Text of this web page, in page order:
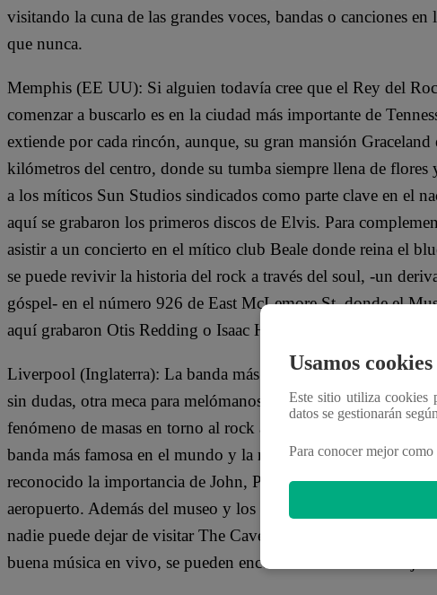
visitando la cuna de las grandes voces, bandas o canciones
que nunca.
Memphis (EE UU): Si alguien todavía cree que el Rey del
comenzar a buscarlo es en la ciudad más importante de
extiende por cada rincón, aunque, su gran mansión
kilómetros del centro, donde su tumba siempre llena de
a los míticos Sun Studios sindicados como parte clave en el
aquí se grabaron los primeros discos de Elvis. Para
asistir a un concierto en el mítico club Beale donde reina el
se puede revivir la historia del rock a través del soul, -un
góspel- en el número 926 de East McLemore St, donde el
aquí grabaron Otis Redding o Isaac Hayes.
Liverpool (Inglaterra): La banda más famosa del Reino Unido
sin dudas, otra meca para melómanos de estilos más clásicos
fenómeno de masas en torno al rock and roll a partir de los
banda más famosa en el mundo y la más importante para la
reconocido la importancia de John, Paul, George y Ringo,
aeropuerto. Además del museo y los lugares históricos como
nadie puede dejar de visitar The Cavern Club, el verdadero
buena música en vivo, se pueden encontrar un sinfín de
Usamos
Este sitio utiliza cookies
datos se gestionarán
Para conocer mejor